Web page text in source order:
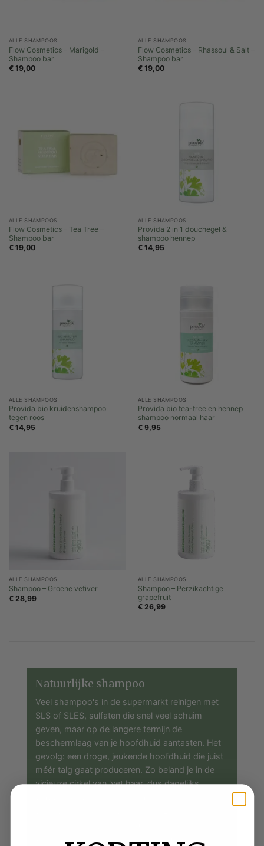
ALLE SHAMPOOS
Flow Cosmetics – Marigold –
Shampoo bar
€19,00
ALLE SHAMPOOS
Flow Cosmetics – Rhassoul & Salt –
Shampoo bar
€19,00
ALLE SHAMPOOS
Flow Cosmetics – Tea Tree –
Shampoo bar
€19,00
ALLE SHAMPOOS
Provida 2 in 1 douchegel &
shampoo hennep
€14,95
ALLE SHAMPOOS
Provida bio kruidenshampoo
tegen roos
€14,95
ALLE SHAMPOOS
Provida bio tea-tree en hennep
shampoo normaal haar
€9,95
ALLE SHAMPOOS
Shampoo – Groene vetiver
€28,99
ALLE SHAMPOOS
Shampoo – Perzikachtige
grapefruit
€26,99
Natuurlijke shampoo
Veel shampoo's in de supermarkt reinigen met
SLS of SLES, sulfaten die snel veel schuim
geven, maar op de langere termijn de
beschermlaag van je hoofdhuid aantasten. Het
gevolg: een droge, jeukende hoofdhuid die juist
méér talg gaat produceren. Zo beland je in de
vicieuze cirkel van 'vet haar, dus dagelijks